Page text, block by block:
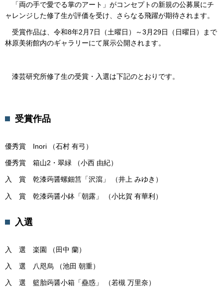
「両の手で愛でる掌のアート」がコンセプトの新規の公募展にチ
ャレンジした修了生が評価を受け、さらなる飛躍が期待されます。
受賞作品は、令和8年2月7日（土曜日）～3月29日（日曜日）まで
林原美術館内のギャラリーにて展示公開されます。
漆芸研究所修了生の受賞・入選は下記のとおりです。
受賞作品
優秀賞 Inori （石村 有弓）
優秀賞 箱山2・翠緑 （小西 由紀）
入 賞 乾漆蒟醤螺鈿筥「沢瀉」 （井上 みゆき）
入 賞 乾漆蒟醤小鉢「朝露」 （小比賀 有華利）
入選
入 選 楽園 （田中 蘭）
入 選 八咫烏 （池田 朝重）
入 選 籃胎蒟醤小箱「蠱惑」 （若槻 万里奈）